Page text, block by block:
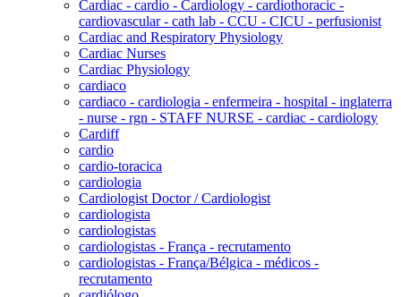
Cardiac - cardio - Cardiology - cardiothoracic -
cardiovascular - cath lab - CCU - CICU - perfusionist
Cardiac and Respiratory Physiology
Cardiac Nurses
Cardiac Physiology
cardiaco
cardiaco - cardiologia - enfermeira - hospital - inglaterra
- nurse - rgn - STAFF NURSE - cardiac - cardiology
Cardiff
cardio
cardio-toracica
cardiologia
Cardiologist Doctor / Cardiologist
cardiologista
cardiologistas
cardiologistas - França - recrutamento
cardiologistas - França/Bélgica - médicos -
recrutamento